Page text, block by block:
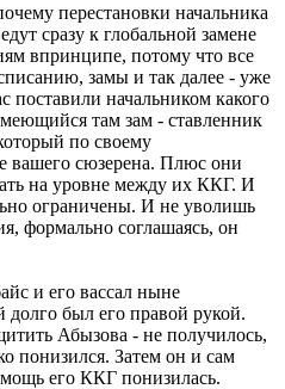
перестановки начальника
сразу к глобальной замене
впринципе, потому что все
замы и так далее - уже
начальником какого
там зам - ставленник
по своему
вашего сюзерена. Плюс они
на уровне между их ККГ. И
ограничены. И не уволишь
формально соглашаясь, он
и его вассал ныне
был его правой рукой.
Абызова - не получилось,
понизился. Затем он и сам
его ККГ понизилась.